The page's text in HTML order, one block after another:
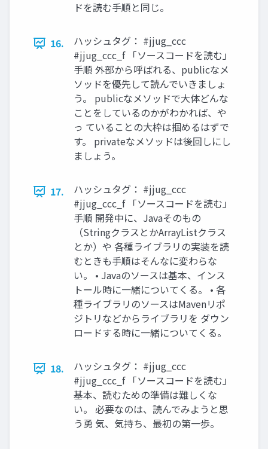
ドを読む手順と同じ。
16.
ハッシュタグ： #jjug_ccc
#jjug_ccc_f 「ソースコードを読む」
手順 外部から呼ばれる、publicなメ
ソッドを優先して読んでいきましょ
う。 publicなメソッドで大体どんな
ことをしているのかがわかれば、や
っ ていることの大枠は掴めるはずで
す。 privateなメソッドは後回しにし
ましょう。
17.
ハッシュタグ： #jjug_ccc
#jjug_ccc_f 「ソースコードを読む」
手順 開発中に、Javaそのもの
（StringクラスとかArrayListクラス
とか）や 各種ライブラリの実装を読
むときも手順はそんなに変わらな
い。 • Javaのソースは基本、インス
トール時に一緒についてくる。 • 各
種ライブラリのソースはMavenリポ
ジトリなどからライブラリを ダウン
ロードする時に一緒についてくる。
18.
ハッシュタグ： #jjug_ccc
#jjug_ccc_f 「ソースコードを読む」
基本、読むための準備は難しくな
い。 必要なのは、読んでみようと思
う勇 気、気持ち、最初の第一歩。